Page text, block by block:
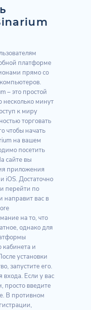
платформе
прямо со
– это простой
несколько минут
к миру
торговать
чтобы начать
на вашем
посетить
сайте вы
приложения
iOS. Достаточно
перейти по
направит вас в
на то, что
однако для
кабинета и
установки
запустите его.
Если у вас
просто введите
В противном